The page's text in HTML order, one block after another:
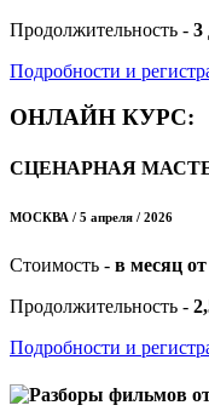
Продолжительность - 3
Подробности и
ОНЛАЙН КУРС:
СЦЕНАРНАЯ
МОСКВА / 5 апреля / 2026
Стоимость - в месяц
Продолжительность -
Подробности и
Разборы фильмов